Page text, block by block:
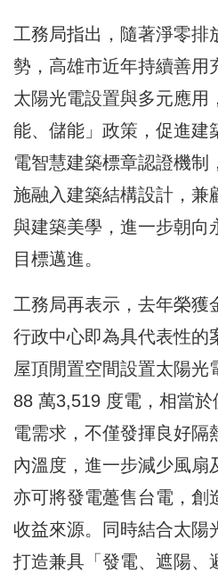
工務局指出，隨著淨零排
勢，高雄市近年持續善用
太陽光電設置與多元應用
能、儲能」政策，促進建
電智慧建築標章認證機制
施融入建築結構設計，兼
與建築美學，進一步朝向
目標邁進。
工務局再表示，去年榮獲
行政中心即為具代表性的
屋頂閒置空間設置太陽光
88 萬3,519 度電，相當
電需求，不僅發揮良好隔
內溫度，進一步減少風扇
亦可將發電躉售台電，創
收益來源。同時結合太陽
打造兼具「發電、遮陽、